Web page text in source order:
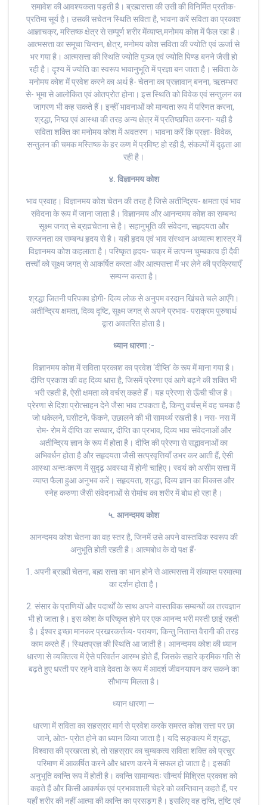
समावेश की आवश्यकता पड़ती है। ब्रह्मसत्ता की उसी की विनिर्मित प्रतीक-
प्रतिमा सूर्य है। उसकी सचेतन स्थिति सविता है, भावना करें सविता का प्रकाश
आज्ञाचक्र, मस्तिष्क क्षेत्र से सम्पूर्ण शरीर मेंव्याप्त,मनोमय कोश में फैल रहा है।
आत्मसत्ता का समूचा चिन्तन, क्षेत्र, मनोमय कोश सविता की ज्योति एवं ऊर्जा से
भर गया है। आत्मसत्ता की स्थिति ज्योति पुञ्ज एवं ज्योति पिण्ड बनने जैसी हो
रही है। दृश्य में ज्योति का स्वरूप भावानुभूति में प्रज्ञा बन जाता है। सविता के
मनोमय कोश में प्रवेश करने का अर्थ है- चेतना का प्रज्ञावान् बनना, ऋतम्भरा
से- भूमा से आलोकित एवं ओतप्रोत होना। इस स्थिति को विवेक एवं सन्तुलन का
जागरण भी कह सकते हैं। इन्हीं भावनाओं को मान्यता रूप में परिणत करना,
श्रद्धा, निष्ठा एवं आस्था की तरह अन्य क्षेत्र में प्रतिष्ठापित करना- यही है
सविता शक्ति का मनोमय कोश में अवतरण। भावना करें कि प्रज्ञा- विवेक,
सन्तुलन की चमक मस्तिष्क के हर कण में प्रविष्ट हो रही है, संकल्पों में दृढ़ता आ
रही है।
४. विज्ञानमय कोश
भाव प्रवाह। विज्ञानमय कोश चेतन की तरह है जिसे अतीन्द्रिय- क्षमता एवं भाव
संवेदना के रूप में जाना जाता है। विज्ञानमय और आनन्दमय कोश का सम्बन्ध
सूक्ष्म जगत् से ब्रह्मचेतना से है। सहानुभूति की संवेदना, सहृदयता और
सज्जनता का सम्बन्ध हृदय से है। यही हृदय एवं भाव संस्थान अध्यात्म शास्त्र में
विज्ञानमय कोश कहलाता है। परिष्कृत हृदय- चक्र में उत्पन्न चुम्बकत्व ही दैवी
तत्त्वों को सूक्ष्म जगत् से आकर्षित करता और आत्मसत्ता में भर लेने की प्रक्रियाएँ
सम्पन्न करता है।
श्रद्धा जितनी परिपक्व होगी- दिव्य लोक से अनुपम वरदान खिंचते चले आएँगे।
अतीन्द्रिय क्षमता, दिव्य दृष्टि, सूक्ष्म जगत् से अपने प्रभाव- पराक्रम पुरुषार्थ
द्वारा अवतरित होता है।
ध्यान धारणा :-
विज्ञानमय कोश में सविता प्रकाश का प्रवेश ‘दीप्ति’ के रूप में माना गया है।
दीप्ति प्रकाश की वह दिव्य धारा है, जिसमें प्रेरणा एवं आगे बढ़ने की शक्ति भी
भरी रहती है, ऐसी क्षमता को वर्चस् कहते हैं। यह प्रेरणा से ऊँची चीज है।
प्रेरणा से दिशा प्रोत्साहन देने जैसा भाव टपकता है, किन्तु वर्चस् में वह चमक है
जो धकेलने, घसीटने, फेंकने, उछालने की भी सामर्थ्य रखती है। नस- नस में
रोम- रोम में दीप्ति का सच्चार, दीप्ति का प्रभाव, दिव्य भाव संवेदनाओं और
अतीन्द्रिय ज्ञान के रूप में होता है। दीप्ति की प्रेरणा से सद्भावनाओं का
अभिवर्धन होता है और सहृदयता जैसी सत्प्रवृत्तियाँ उभर कर आती हैं, ऐसी
आस्था अन्तःकरण में सुदृढ़ अवस्था में होनी चाहिए। स्वयं को असीम सत्ता में
व्याप्त फैला हुआ अनुभव करें। सहृदयता, श्रद्धा, दिव्य ज्ञान का विकास और
स्नेह करुणा जैसी संवेदनाओं से रोमांच का शरीर में बोध हो रहा है।
५. आनन्दमय कोश
आनन्दमय कोश चेतना का वह स्तर है, जिनमें उसे अपने वास्तविक स्वरूप की
अनुभूति होती रहती है। आत्मबोध के दो पक्ष हैं-
1. अपनी ब्राह्मी चेतना, बह्म सत्ता का भान होने से आत्मसत्ता में संव्याप्त परमात्मा
का दर्शन होता है।
2. संसार के प्राणियों और पदार्थों के साथ अपने वास्तविक सम्बन्धों का तत्त्वज्ञान
भी हो जाता है। इस कोश के परिष्कृत होने पर एक आनन्द भरी मस्ती छाई रहती
है। ईश्वर इच्छा मानकर प्रखरकर्त्तव्य- परायण; किन्तु नितान्त वैरागी की तरह
काम करते हैं। स्थितप्रज्ञ की स्थिति आ जाती है। आनन्दमय कोश की ध्यान
धारणा से व्यक्तित्व में ऐसे परिवर्तन आरम्भ होते हैं, जिसके सहारे क्रमिक गति से
बढ़ते हुए धरती पर रहने वाले देवता के रूप में आदर्श जीवनयापन कर सकने का
सौभाग्य मिलता है।
ध्यान धारणा —
धारणा में सविता का सहस्रार मार्ग से प्रवेश करके समस्त कोश सत्ता पर छा
जाने, ओत- प्रोत होने का ध्यान किया जाता है। यदि सङ्कल्प में श्रद्धा,
विश्वास की प्रखरता हो, तो सहस्रार का चुम्बकत्व सविता शक्ति को प्रचुर
परिमाण में आकर्षित करने और धारण करने में सफल हो जाता है। इसकी
अनुभूति कान्ति रूप में होती है। कान्ति सामान्यतः सौन्दर्य मिश्रित प्रकाश को
कहते हैं और किसी आकर्षक एवं प्रभावशाली चेहरे को कान्तिवान् कहते हैं, पर
यहाँ शरीर की नहीं आत्मा की कान्ति का प्रसङ्ग है। इसलिए वह तृप्ति, तुष्टि एवं